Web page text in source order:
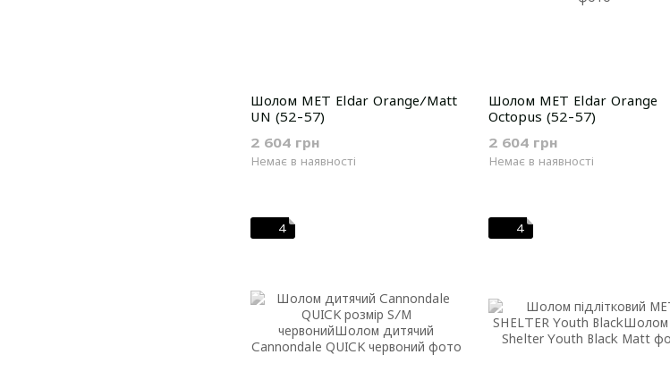
Шолом MET Eldar Orange/Matt
UN (52-57)
2 604 грн
Немає в наявності
Шолом MET Eldar Orange
Octopus (52-57)
2 604 грн
Немає в наявності
4 4